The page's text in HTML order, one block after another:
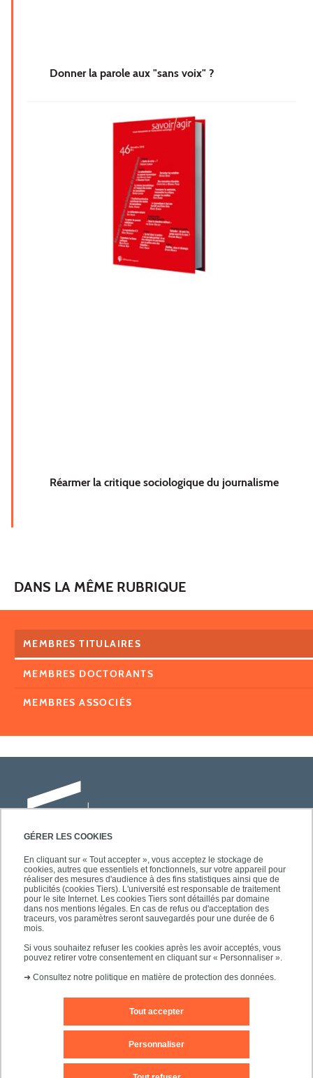
GÉRER LES COOKIES
En cliquant sur « Tout accepter », vous acceptez le stockage de
cookies, autres que essentiels et fonctionnels, sur votre appareil pour
réaliser des mesures d'audience à des fins statistiques ainsi que de
publicités (cookies Tiers). L'université est responsable de traitement
pour le site Internet. Les cookies Tiers sont détaillés par domaine
dans nos mentions légales. En cas de refus ou d'acceptation des
traceurs, vos paramètres seront sauvegardés pour une durée de 6
mois.
Si vous souhaitez refuser les cookies après les avoir acceptés, vous
pouvez retirer votre consentement en cliquant sur « Personnaliser ».
➜ Consultez notre politique en matière de protection des données.
Tout accepter
Personnaliser
Donner la parole aux "sans voix" ?
Réarmer la critique sociologique du journalisme
DANS LA MÊME RUBRIQUE
MEMBRES TITULAIRES
MEMBRES DOCTORANTS
MEMBRES ASSOCIÉS
Université Paris-Est Créteil
Faculté des lettres, langues et sciences
humaines
61, avenue du Général de Gaulle
94010 Créteil
Editeur du site
Plan d'accès Plan du site